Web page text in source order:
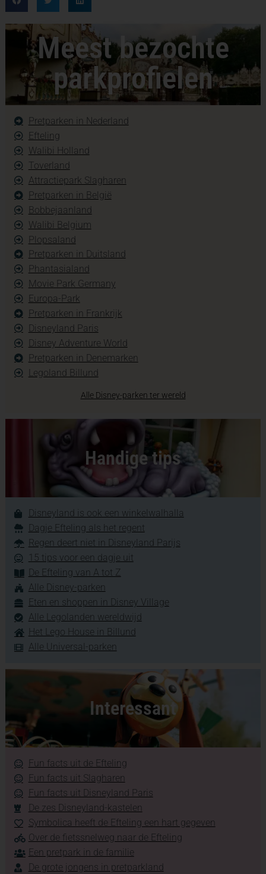
Meest bezochte
parkprofielen
Pretparken in Nederland
Efteling
Walibi Holland
Toverland
Attractiepark Slagharen
Pretparken in België
Bobbejaanland
Walibi Belgium
Plopsaland
Pretparken in Duitsland
Phantasialand
Movie Park Germany
Europa-Park
Pretparken in Frankrijk
Disneyland Paris
Disney Adventure World
Pretparken in Denemarken
Legoland Billund
Alle Disney-parken ter wereld
Handige tips
Disneyland is ook een winkelwalhalla
Dagje Efteling als het regent
Regen deert niet in Disneyland Parijs
15 tips voor een dagje uit
De Efteling van A tot Z
Alle Disney-parken
Eten en shoppen in Disney Village
Alle Legolanden wereldwijd
Het Lego House in Billund
Alle Universal-parken
Interessant
Fun facts uit de Efteling
Fun facts uit Slagharen
Fun facts uit Disneyland Paris
De zes Disneyland-kastelen
Symbolica heeft de Efteling een hart gegeven
Over de fietssnelweg naar de Efteling
Een pretpark in de familie
De grote jongens in pretparkland